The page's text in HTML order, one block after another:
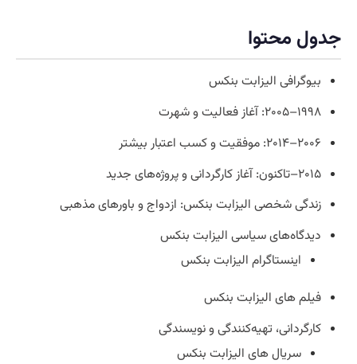
جدول محتوا
بیوگرافی الیزابت بنکس
۱۹۹۸–۲۰۰۵: آغاز فعالیت و شهرت
۲۰۰۶–۲۰۱۴: موفقیت و کسب اعتبار بیشتر
۲۰۱۵–تاکنون: آغاز کارگردانی و پروژه‌های جدید
زندگی شخصی الیزابت بنکس: ازدواج و باورهای مذهبی
دیدگاه‌های سیاسی الیزابت بنکس
اینستاگرام الیزابت بنکس
فیلم های الیزابت بنکس
کارگردانی، تهیه‌کنندگی و نویسندگی
سریال های الیزابت بنکس